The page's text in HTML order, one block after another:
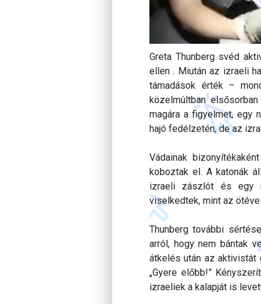
Greta Thunberg svéd
ellen . Miután az izraeli
támadások érték –
közelmúltban
magára a figyelmet, egy
hajó fedélzetén, de az
Vádainak
koboztak el. A katonák
izraeli zászlót és egy
viselkedtek, mint az
Thunberg további
arról, hogy nem bántak
átkelés után az aktivistát
„Gyere előbb!”
izraeliek a kalapját is